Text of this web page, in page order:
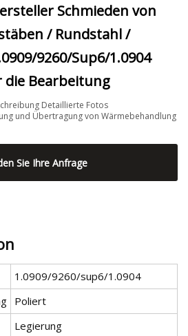
Schmieden von
/ Rundstahl /
9260/Sup6/1.0904
Bearbeitung
Detaillierte Fotos
und Übertragung von Wärmebehandlung
Sie Ihre Anfrage
1.0909/9260/sup6/1.0904
Poliert
Legierung